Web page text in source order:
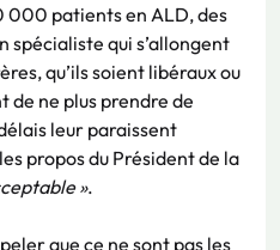
patients en ALD, des
spécialiste qui s’allongent
qu’ils soient libéraux ou
de ne plus prendre de
leur paraissent
propos du Président de la
».
que ce ne sont pas les